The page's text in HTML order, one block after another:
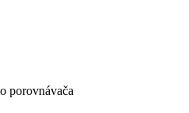
porovnávača